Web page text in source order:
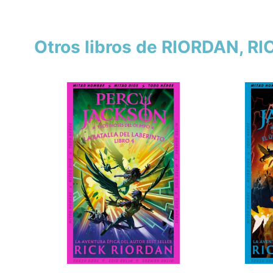
Otros libros de RIORDAN,